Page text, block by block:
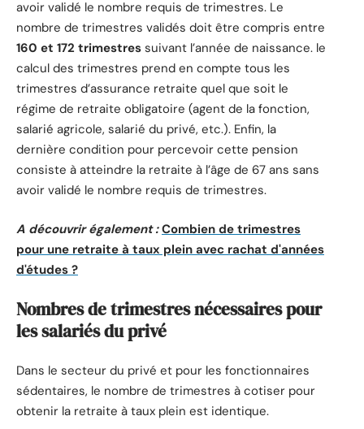
avoir validé le nombre requis de trimestres. Le
nombre de trimestres validés doit être compris entre
160 et 172 trimestres suivant l’année de naissance. le
calcul des trimestres prend en compte tous les
trimestres d’assurance retraite quel que soit le
régime de retraite obligatoire (agent de la fonction,
salarié agricole, salarié du privé, etc.). Enfin, la
dernière condition pour percevoir cette pension
consiste à atteindre la retraite à l’âge de 67 ans sans
avoir validé le nombre requis de trimestres.
A découvrir également : Combien de trimestres
pour une retraite à taux plein avec rachat d'années
d'études ?
Nombres de trimestres nécessaires pour
les salariés du privé
Dans le secteur du privé et pour les fonctionnaires
sédentaires, le nombre de trimestres à cotiser pour
obtenir la retraite à taux plein est identique.